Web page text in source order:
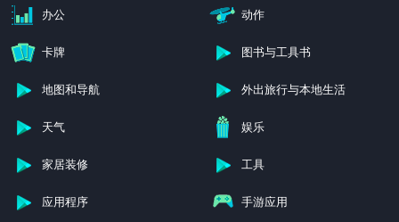
办公 动作
卡牌 图书与工具书
地图和导航 外出旅行与本地生活
天气 娱乐
家居装修 工具
应用程序 手游应用